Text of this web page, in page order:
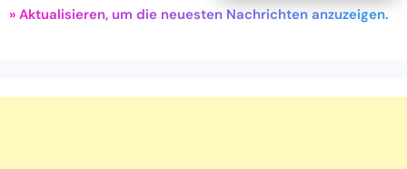
» Aktualisieren, um die neuesten Nachrichten anzuzeigen.